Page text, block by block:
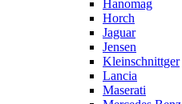
Hanomag
Horch
Jaguar
Jensen
Kleinschnittger
Lancia
Maserati